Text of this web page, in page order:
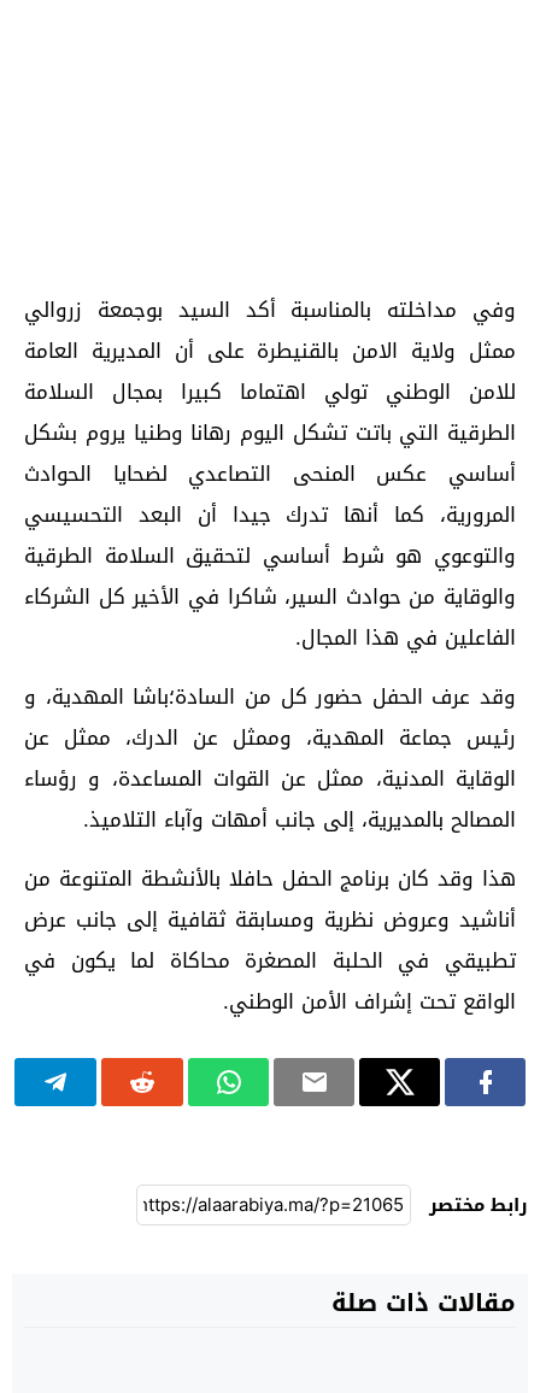
وفي مداخلته بالمناسبة أكد السيد بوجمعة زروالي
ممثل ولاية الامن بالقنيطرة على أن المديرية العامة
للامن الوطني تولي اهتماما كبيرا بمجال السلامة
الطرقية التي باتت تشكل اليوم رهانا وطنيا يروم بشكل
أساسي عكس المنحى التصاعدي لضحايا الحوادث
المرورية، كما أنها تدرك جيدا أن البعد التحسيسي
والتوعوي هو شرط أساسي لتحقيق السلامة الطرقية
والوقاية من حوادث السير، شاكرا في الأخير كل الشركاء
الفاعلين في هذا المجال.
وقد عرف الحفل حضور كل من السادة؛باشا المهدية، و
رئيس جماعة المهدية، وممثل عن الدرك، ممثل عن
الوقاية المدنية، ممثل عن القوات المساعدة، و رؤساء
المصالح بالمديرية، إلى جانب أمهات وآباء التلاميذ.
هذا وقد كان برنامج الحفل حافلا بالأنشطة المتنوعة من
أناشيد وعروض نظرية ومسابقة ثقافية إلى جانب عرض
تطبيقي في الحلبة المصغرة محاكاة لما يكون في
الواقع تحت إشراف الأمن الوطني.
رابط مختصر
مقالات ذات صلة